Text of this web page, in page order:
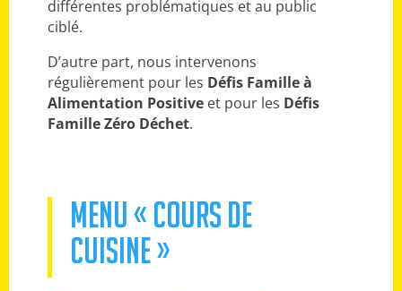
différentes problématiques et au public
ciblé.
D’autre part, nous intervenons
régulièrement pour les Défis Famille à
Alimentation Positiveet pour les Défis
Famille Zéro Déchet.
MENU « COURS DE
CUISINE »